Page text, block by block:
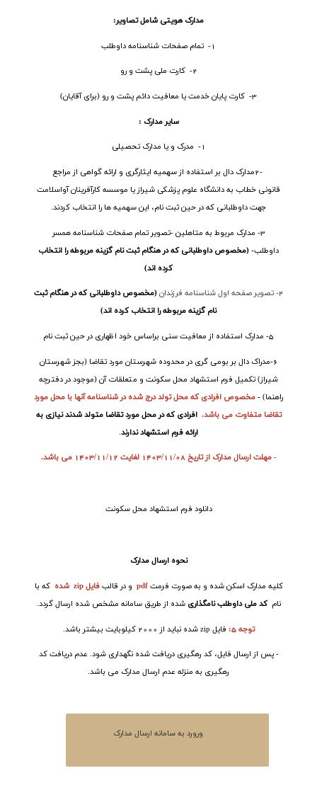
مدارک هویتی شامل تصاویر:
1- تمام صفحات شناسنامه داوطلب
2- کارت ملی پشت و رو
3- کارت پایان خدمت یا معافیت دائم پشت و رو (برای آقایان)
سایر مدارک :
1- مدرک و یا مدارک تحصیلی
2-مدارک دال بر استفاده از سهمیه ایثارگری و ارائه گواهی از مراجع
قانونی خطاب به دانشگاه علوم پزشکی شیراز یا موسسه کارآفرینان آواسلامت
جهت داوطلبانی که در حین ثبت نام، این سهمیه ها را انتخاب کردند.
3- مدارک مربوط به متاهلین -تصویر تمام صفحات شناسنامه همسر
داوطلب-(مخصوص داوطلبانی که در هنگام ثبت نام گزینه مربوطه را انتخاب
کرده اند)
4- تصویر صفحه اول شناسنامه فرزندان
(مخصوص داوطلبانی که در هنگام ثبت
نام گزینه مربوطه را انتخاب کرده اند)
5- مدارک استفاده از معافیت سنی براساس خود اظهاری در حین ثبت نام
6-مدراک دال بر بومی گری در محدوده شهرستان مورد تقاضا (بجز شهرستان
شیراز) تکمیل فرم استشهاد محل سکونت و متعلقات آن (موجود در دفترچه
راهنما)-مخصوص افرادی که محل تولد درج شده در شناسنامه آنها با محل مورد
تقاضا متفاوت می باشد. افرادی که در محل مورد تقاضا متولد شدند نیازی به
ارائه فرم استشهاد ندارند.
- مهلت ارسال مدارک از تاریخ 1403/11/08 لغایت 1403/11/12 می باشد.
دانلود فرم استشهاد محل سکونت
نحوه ارسال مدارک
کلیه مدارک اسکن شده و به صورت فرمتpdf و در قالبفایلzip شدهکه با
نامکد ملی داوطلب نامگذاری شده از طریق سامانه مشخص شده ارسال گردد.
توجه 5: فایل zipشده نباید از 2000 کیلوبایت بیشتر باشد.
- پس از ارسال فایل، کد رهگیری دریافت شده نگهداری شود. عدم دریافت کد
رهگیری به منزله عدم ارسال مدارک می باشد.
ورورد به سامانه ارسال مدارک